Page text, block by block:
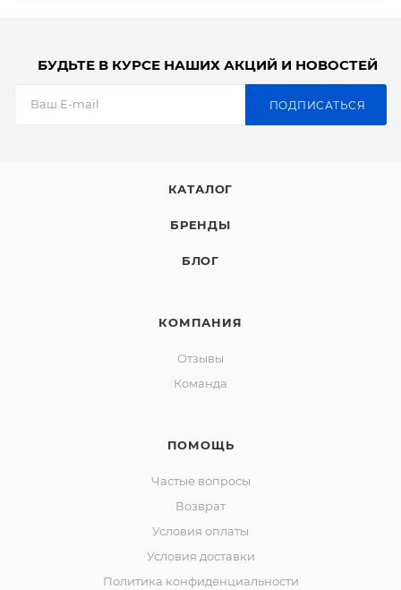
БУДЬТЕ В КУРСЕ НАШИХ АКЦИЙ И НОВОСТЕЙ
ПОДПИСАТЬСЯ
КАТАЛОГ
БРЕНДЫ
БЛОГ
КОМПАНИЯ
Отзывы
Команда
ПОМОЩЬ
Частые вопросы
Возврат
Условия оплаты
Условия доставки
Политика конфиденциальности